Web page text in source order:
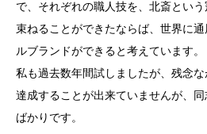
で、それぞれの職人技を、北斎とい
束ねることができたならば、世界に
ルブランドができると考えています。
私も過去数年間試しましたが、残念
達成することが出来ていませんが、
ばかりです。